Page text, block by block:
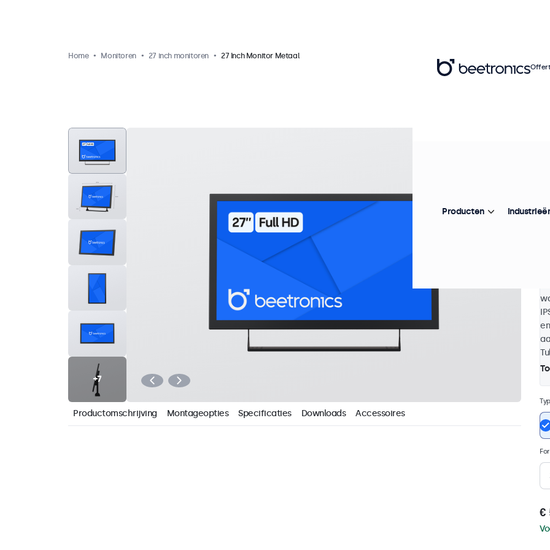
Home Monitoren 27 inch monitoren 27 Inch Monitor Metaal
Productomschrijving Montageopties Specificaties Downloads Accessoires
€
Producten